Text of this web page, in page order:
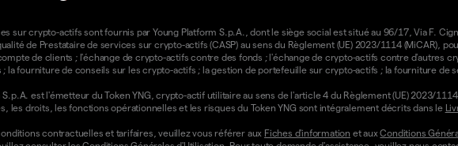
sur crypto-actifs sont fournis par Young Platform S.p.A., dont le siège social est situé au 96/17, Via F.
de Prestataire de services sur crypto-actifs (CASP) au sens du Règlement (UE) 2023/1114 (MiCAR),
de clients ; l'échange de crypto-actifs contre des fonds ; l'échange de crypto-actifs contre d'autres
la fourniture de conseils sur les crypto-actifs ; la gestion de portefeuille sur crypto-actifs ; la fourniture
est l'émetteur du Token YNG, crypto-actif utilitaire au sens de l'article 4 du Règlement (UE) 2023/
les droits, les fonctions opérationnelles et les risques du Token YNG sont intégralement décrits dans le
contractuelles et tarifaires, veuillez vous référer aux Fiches d'information et auxConditions